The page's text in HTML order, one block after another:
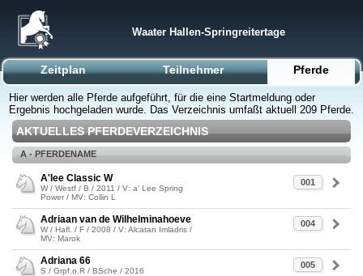
Waater Hallen-Springreitertage
Zeitplan Teilnehmer Pferde
Hier werden alle Pferde aufgeführt, für die eine Startmeldung oder
Ergebnis hochgeladen wurde. Das Verzeichnis umfaßt aktuell 209 Pferde.
AKTUELLES PFERDEVERZEICHNIS
A - PFERDENAME
001
A'lee Classic W
W / Westf / B / 2011 / V: a' Lee Spring
Power / MV: Collin L
004
Adriaan van de Wilhelminahoeve
W / Hafl. / F / 2008 / V: Alcatan Imladris /
MV: Marok
005
Adriana 66
S / Grpf.o.R / BSche / 2016